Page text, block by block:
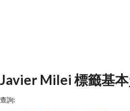
Javier Milei 標籤基本
查詢: